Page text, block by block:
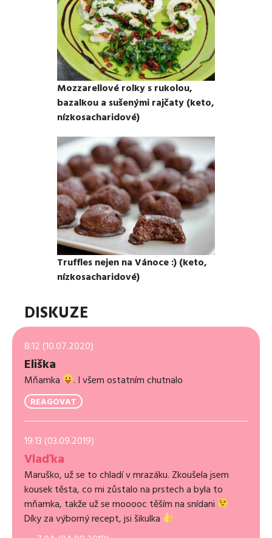
Mozzarellové rolky s rukolou,
bazalkou a sušenými rajčaty (keto,
nízkosacharidové)
Truffles nejen na Vánoce :) (keto,
nízkosacharidové)
DISKUZE
8:12 (10.07.2020)
Eliška
Mňamka . I všem ostatním chutnalo
REAGOVAT
19:13 (03.09.2019)
Vlaďka
Maruško, už se to chladí v mrazáku. Zkoušela jsem
kousek těsta, co mi zůstalo na prstech a byla to
mňamka, takže už se mooooc těším na snídani
Díky za výborný recept, jsi šikulka